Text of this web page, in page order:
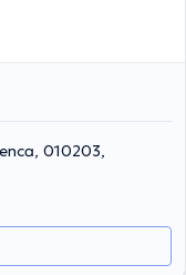
010203,